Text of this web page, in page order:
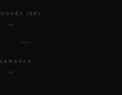
(BR)